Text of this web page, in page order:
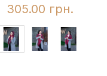
305.00 грн.